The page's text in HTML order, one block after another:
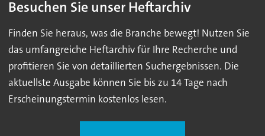
Besuchen Sie unser Heftarchiv
Finden Sie heraus, was die Branche bewegt! Nutzen Sie
das umfangreiche Heftarchiv für Ihre Recherche und
profitieren Sie von detaillierten Suchergebnissen. Die
aktuellste Ausgabe können Sie bis zu 14 Tage nach
Erscheinungstermin kostenlos lesen.